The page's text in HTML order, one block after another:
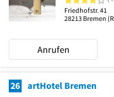
Friedhofstr. 41
28213 Bremen
Anrufen
26 artHotel Bremen